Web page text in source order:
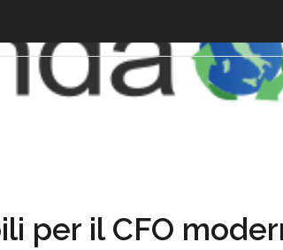
per il CFO